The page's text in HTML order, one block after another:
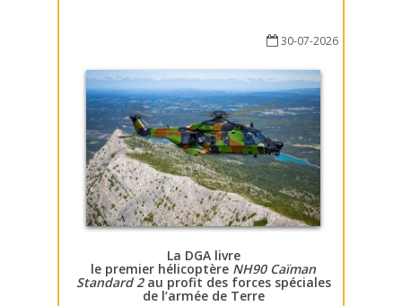
30-07-2026
La DGA livre
le premier hélicoptère NH90 Caïman
Standard 2au profit des forces spéciales
de l’armée de Terre